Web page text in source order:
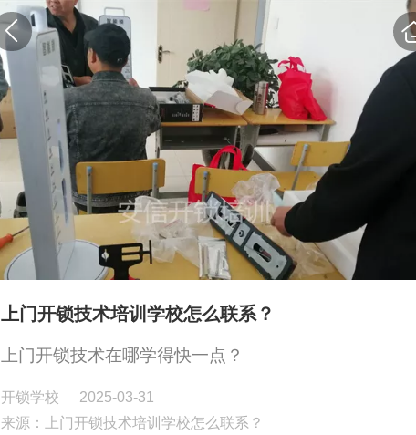
上门开锁技术培训学校怎么联系？
上门开锁技术在哪学得快一点？
开锁学校
2025-03-31
来源：上门开锁技术培训学校怎么联系？